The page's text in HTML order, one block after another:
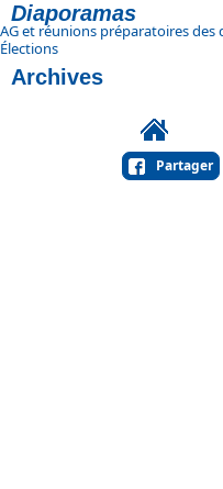
Diaporamas
AG et réunions préparatoires des
Élections
Archives
Partager